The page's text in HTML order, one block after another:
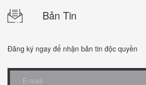
Bản Tin
Đăng ký ngay để nhận bản tin độc quyền